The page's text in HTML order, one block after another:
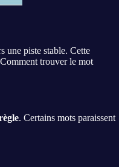
une piste stable. Cette
trouver le mot
. Certains mots paraissent